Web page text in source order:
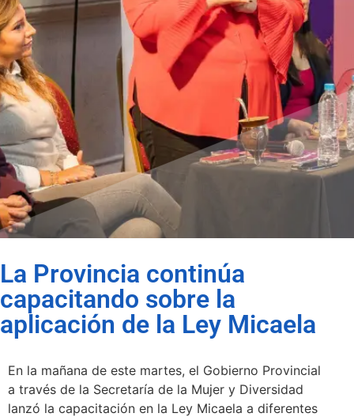
La Provincia continúa
capacitando sobre la
aplicación de la Ley Micaela
En la mañana de este martes, el Gobierno Provincial
a través de la Secretaría de la Mujer y Diversidad
lanzó la capacitación en la Ley Micaela a diferentes